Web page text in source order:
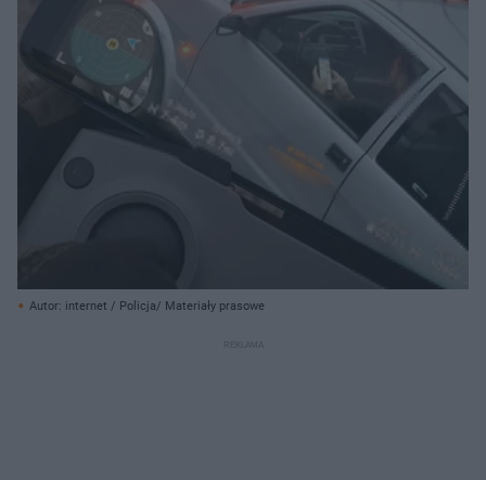
Autor: internet / Policja/ Materiały prasowe